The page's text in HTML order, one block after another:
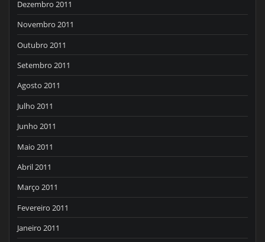
Dezembro 2011
Novembro 2011
Outubro 2011
Setembro 2011
Agosto 2011
Julho 2011
Junho 2011
Maio 2011
Abril 2011
Março 2011
Fevereiro 2011
Janeiro 2011